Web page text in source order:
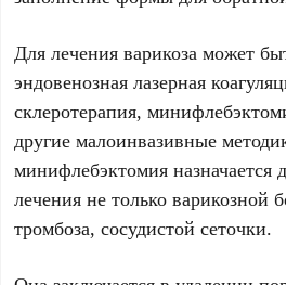
Для лечения варикоза может
эндовенозная лазерная
склеротерапия,
другие малоинвазивные
минифлебэктомия назначается
лечения не только варикозной
тромбоза, сосудистой сеточки.